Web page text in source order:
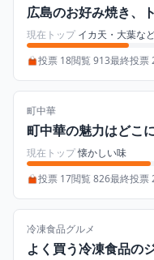
広島のお好み焼き、
現在トップ イカ天・大葉な
投票 18閲覧 913最終投票
町中華
町中華の魅力はどこ
現在トップ懐かしい味
投票 17閲覧 826最終投票
冷凍食品グルメ
よく買う冷凍食品の